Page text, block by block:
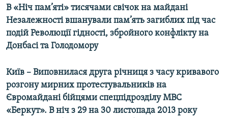
УКР
КТАТ
В «Ніч пам’яті» тисячами свічок на майдані
Незалежності вшанували пам’ять загиблих під час
подій Революції гідності, збройного конфлікту на
Донбасі та Голодомору
Київ – Виповнилася друга річниця з часу кривавого
розгону мирних протестувальників на
Євромайдані бійцями спецпідрозділу МВС
«Беркут». В ніч з 29 на 30 листопада 2013 року